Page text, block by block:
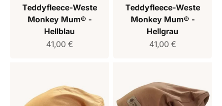
Teddyfleece-Weste
Monkey Mum® -
Hellblau
Verkaufspreis
41,00 €
Teddyfleece-Weste
Monkey Mum® -
Hellgrau
Verkaufspreis
41,00 €